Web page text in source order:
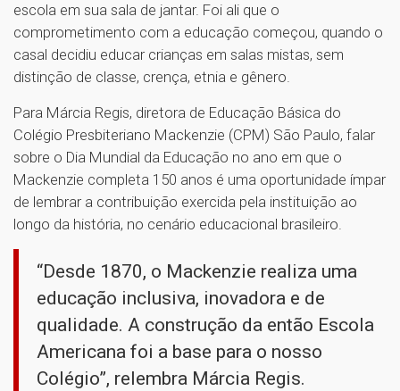
escola em sua sala de jantar. Foi ali que o
comprometimento com a educação começou, quando o
casal decidiu educar crianças em salas mistas, sem
distinção de classe, crença, etnia e gênero.
Para Márcia Regis, diretora de Educação Básica do
Colégio Presbiteriano Mackenzie (CPM) São Paulo, falar
sobre o Dia Mundial da Educação no ano em que o
Mackenzie completa 150 anos é uma oportunidade ímpar
de lembrar a contribuição exercida pela instituição ao
longo da história, no cenário educacional brasileiro.
“Desde 1870, o Mackenzie realiza uma
educação inclusiva, inovadora e de
qualidade. A construção da então Escola
Americana foi a base para o nosso
Colégio”, relembra Márcia Regis.